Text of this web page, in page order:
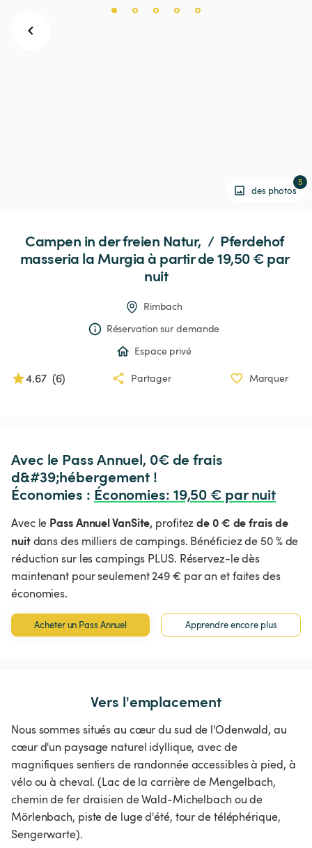
des photos
5
Campen inderfreien Natur, / Pferdehof
masseria la Murgia à partir de 19,50 € par
nuit
Rimbach
Réservation sur demande
Espace privé
4.67 (6) Partager Marquer
Avec le Pass Annuel, 0€ de frais
d&#39;hébergement !
Économies : Économies: 19,50 € par nuit
Avec le Pass Annuel VanSite, profitezde 0 € de frais de
nuitdans des milliers de campings. Bénéficiez de 50 % de
réduction sur les campings PLUS. Réservez-le dès
maintenant pour seulement 249 € par an et faites des
économies.
Acheter un Pass Annuel Apprendre encore plus
Vers l'emplacement
Nous sommes situés au cœur du sud de l'Odenwald, au
cœur d'un paysage naturel idyllique, avec de
magnifiques sentiers de randonnée accessibles à pied, à
vélo ou à cheval. (Lac de la carrière de Mengelbach,
chemin de fer draisien de Wald-Michelbach ou de
Mörlenbach, piste de luge d'été, tour de téléphérique,
Sengerwarte).